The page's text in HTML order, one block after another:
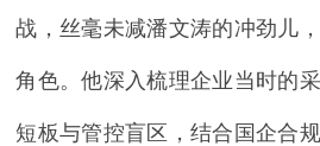
战，丝毫未减潘文涛的冲劲儿
角色。他深入梳理企业当时的
短板与管控盲区，结合国企合